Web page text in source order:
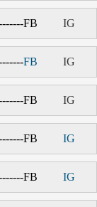
FB IG
FB IG
FB IG
FB IG
FB IG